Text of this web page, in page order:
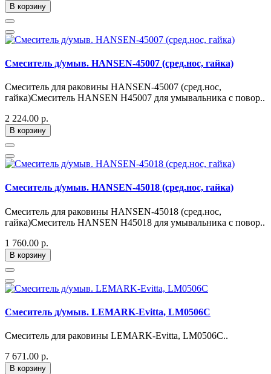
В корзину
Смеситель д/умыв. HANSEN-45007 (сред.нос, гайка)
Смеситель для раковины HANSEN-45007 (сред.нос,
гайка)Смеситель HANSEN H45007 для умывальника с повор..
2 224.00 р.
В корзину
Смеситель д/умыв. HANSEN-45018 (сред.нос, гайка)
Смеситель для раковины HANSEN-45018 (сред.нос,
гайка)Смеситель HANSEN H45018 для умывальника с повор..
1 760.00 р.
В корзину
Смеситель д/умыв. LEMARK-Evitta, LM0506C
Смеситель для раковины LEMARK-Evitta, LM0506C..
7 671.00 р.
В корзину